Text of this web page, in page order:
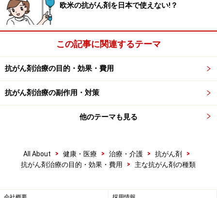
がん細胞の増殖に必要な色々な酵素やレセプターに
働きかけるタイプ
がん細胞への免疫による攻撃を強化するタイプ
します。
欧米の抗がん剤を日本で使えない!？
この記事に関連するテーマ
抗がん剤治療の目的・効果・費用
抗がん剤治療の副作用・対策
他のテーマも見る
All About > 健康・医療 > 治療・介護 > 抗がん剤
>
抗がん剤治療の目的・効果・費用
> 主な抗がん剤の種類